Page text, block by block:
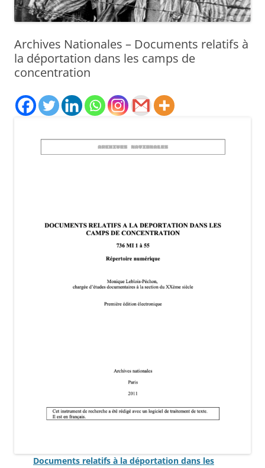
Archives Nationales – Documents relatifs à
la déportation dans les camps de
concentration
Documents relatifs à la déportation dans les